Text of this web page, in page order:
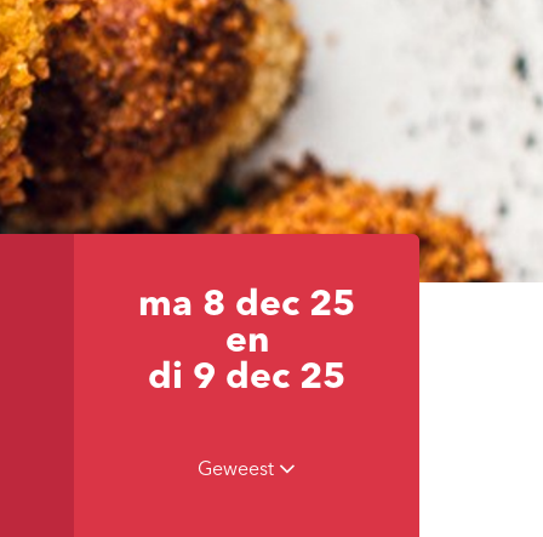
ma 8 dec 25
en
di 9 dec 25
Geweest